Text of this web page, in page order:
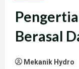
Berasal
Mekanik Hydro